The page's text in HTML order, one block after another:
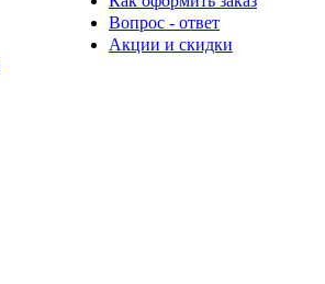
Вопрос - ответ
Акции и скидки